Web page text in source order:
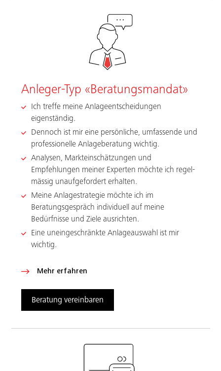
Anleger-Typ «Beratungsmandat»
Ich treffe meine Anlageentscheidungen
eigenständig.
Dennoch ist mir eine persönliche, umfassende und
professionelle Anlageberatung wichtig.
Analysen, Markteinschätzungen und
Empfehlungen meiner Experten möchte ich regel-
mässig unaufgefordert erhalten.
Meine Anlagestrategie möchte ich im
Beratungsgespräch individuell auf meine
Bedürfnisse und Ziele ausrichten.
Eine uneingeschränkte Anlageauswahl ist mir
wichtig.
Mehr erfahren
Beratung vereinbaren